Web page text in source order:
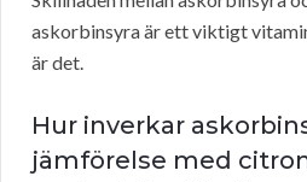
askorbinsyra är ett viktigt
är det.
Hur inverkar
jämförelse med